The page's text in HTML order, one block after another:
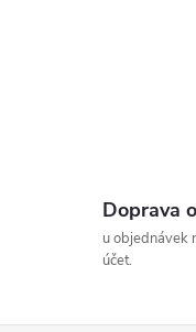
Doprava
u objednávek
účet.